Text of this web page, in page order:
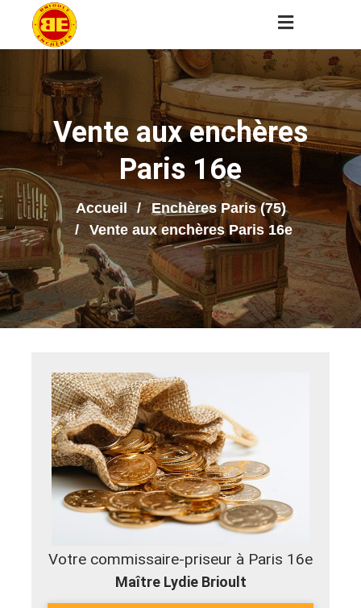
Vente aux enchères
Paris 16e
Accueil
Enchères Paris (75)
Vente aux enchères Paris 16e
Votre commissaire-priseur à Paris 16e
Maître Lydie Brioult